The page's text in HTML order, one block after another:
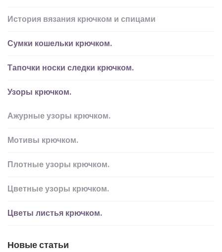
История вязания крючком и спицами
Сумки кошельки крючком.
Тапочки носки следки крючком.
Узоры крючком.
Ажурные узоры крючком.
Мотивы крючком.
Плотные узоры крючком.
Цветные узоры крючком.
Цветы листья крючком.
Новые статьи